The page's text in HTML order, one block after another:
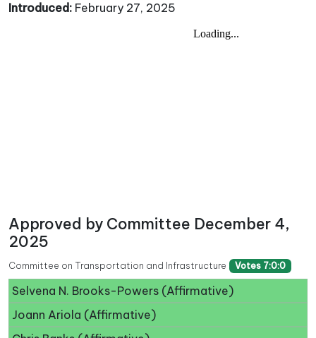
Introduced: February 27, 2025
Approved by Committee December 4,
2025
Committee on Transportation and Infrastructure Votes 7:0:0
Selvena N. Brooks-Powers (Affirmative)
Joann Ariola (Affirmative)